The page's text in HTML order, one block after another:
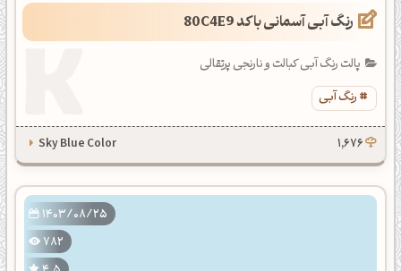
رنگ آبی آسمانی با کد 80C4E9
پالت رنگ آبی کبالت و نارنجی پرتقالی
رنگ آبی
1,676
Sky Blue Color
1403/08/25
782